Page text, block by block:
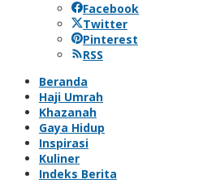
Facebook
Twitter
Pinterest
RSS
Beranda
Haji Umrah
Khazanah
Gaya Hidup
Inspirasi
Kuliner
Indeks Berita